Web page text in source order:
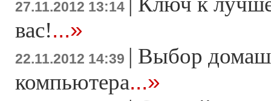
27.11.2012 13:14
вас!...»
22.11.2012 14:39 | Выбор
компьютера...»